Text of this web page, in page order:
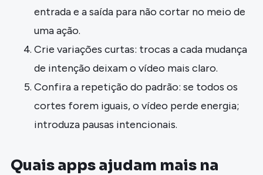
entrada e a saída para não cortar no meio de
uma ação.
Crie variações curtas: trocas a cada mudança
de intenção deixam o vídeo mais claro.
Confira a repetição do padrão: se todos os
cortes forem iguais, o vídeo perde energia;
introduza pausas intencionais.
Quais apps ajudam mais na